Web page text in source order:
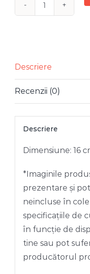
LEMN
INIMI
Descriere
Recenzii (0)
Descriere
Dimensiune: 16
*Imaginile
prezentare și
neincluse în
specificațiile de
în funcție de
tine sau pot
producătorul